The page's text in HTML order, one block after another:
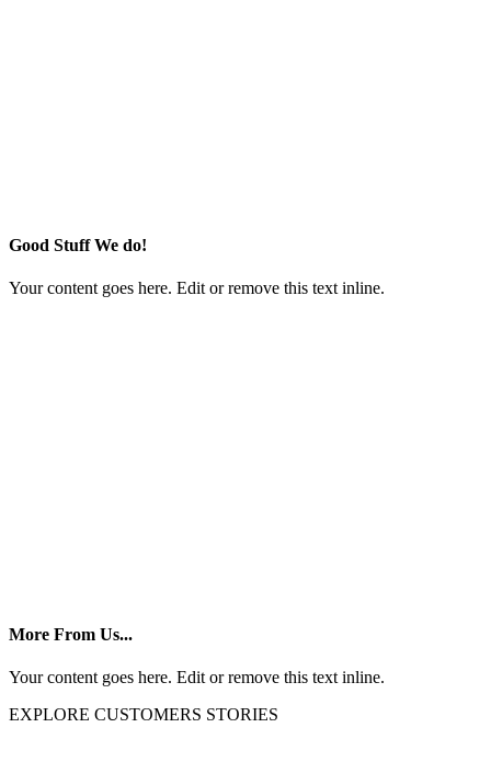
Good Stuff We do!
Your content goes here. Edit or remove this text inline.
More From Us...
Your content goes here. Edit or remove this text inline.
EXPLORE CUSTOMERS STORIES